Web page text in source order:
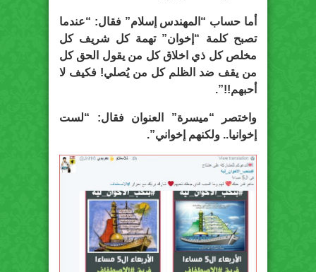
أما حساب “المهندس إسلام” فقال: “عندما
تصبح كلمة “إخوان” تهمة كل شريف كل
مخلص كل ذي اخلاق كل من يقول الحق كل
من يقف ضد الظلم كل من يُصلي! فكيف لا
أحبهم!!”.
واختصر “ميسرة” العنوان فقال: “لست
إخوانيا.. ولكنهم إخواني”.